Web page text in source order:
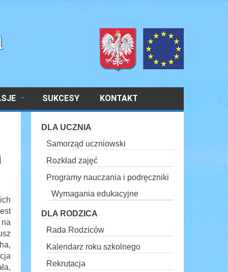
SUKCESY KONTAKT
DLA UCZNIA
Samorząd uczniowski
Rozkład zajęć
Programy nauczania i podręczniki
Wymagania edukacyjne
DLA RODZICA
Rada Rodziców
Kalendarz roku szkolnego
Rekrutacja